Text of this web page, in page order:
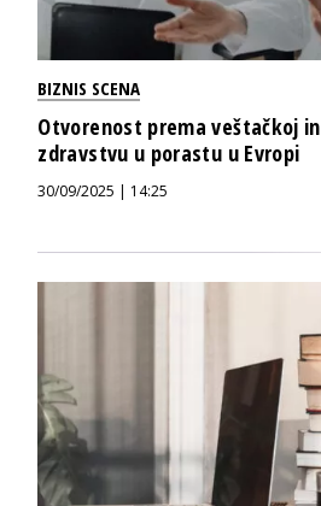
BIZNIS SCENA
Otvorenost prema veštačkoj
zdravstvu u porastu u Evropi
30/09/2025 | 14:25